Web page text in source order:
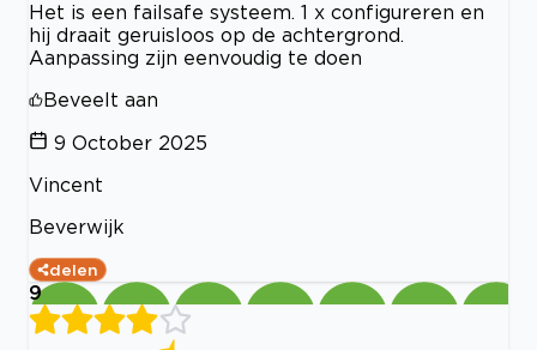
Het is een failsafe systeem. 1 x configureren en
hij draait geruisloos op de achtergrond.
Aanpassing zijn eenvoudig te doen
Beveelt aan
9 October 2025
Vincent
Beverwijk
delen
9